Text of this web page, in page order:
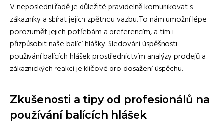
V neposlední řadě je důležité pravidelně komunikovat s
zákazníky a sbírat jejich zpětnou vazbu. To nám umožní lépe
porozumět jejich potřebám a preferencím, a tím i
přizpůsobit naše balící hlášky. Sledování úspěšnosti
používání balících hlášek prostřednictvím analýzy prodejů a
zákaznických reakcí je klíčové pro dosažení úspěchu.
Zkušenosti a tipy od profesionálů na
používání balících hlášek